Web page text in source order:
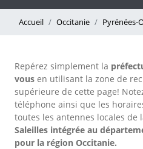
Accueil Occitanie Pyrénées-
Repérez simplement la
vous en utilisant la zone de
supérieure de cette page!
téléphone ainsi que les
toutes les antennes locales de
Saleilles intégrée au
pour la région Occitanie.